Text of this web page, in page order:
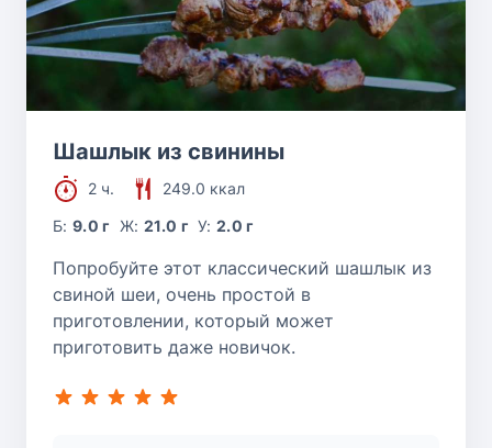
Шашлык из свинины
2 ч.
249.0 ккал
Б:9.0 г Ж: 21.0 г У:2.0 г
Попробуйте этот классический шашлык из
свиной шеи, очень простой в
приготовлении, который может
приготовить даже новичок.